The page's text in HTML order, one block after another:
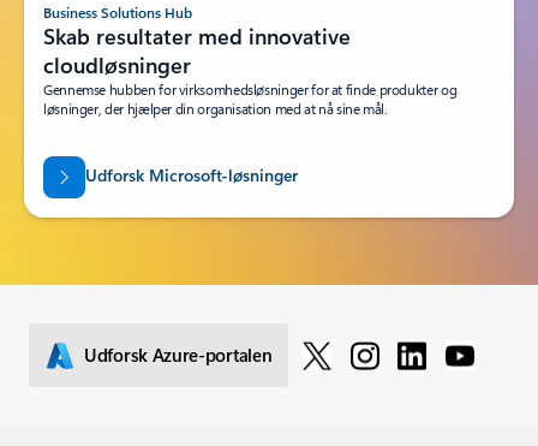
Business Solutions Hub
Skab resultater med innovative
cloudløsninger
Gennemse hubben for virksomhedsløsninger for at finde produkter og
løsninger, der hjælper din organisation med at nå sine mål.
Udforsk Microsoft-løsninger
Udforsk Azure-portalen